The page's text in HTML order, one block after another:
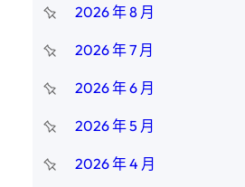
2026 年 8 月
2026 年 7 月
2026 年 6 月
2026 年 5 月
2026 年 4 月